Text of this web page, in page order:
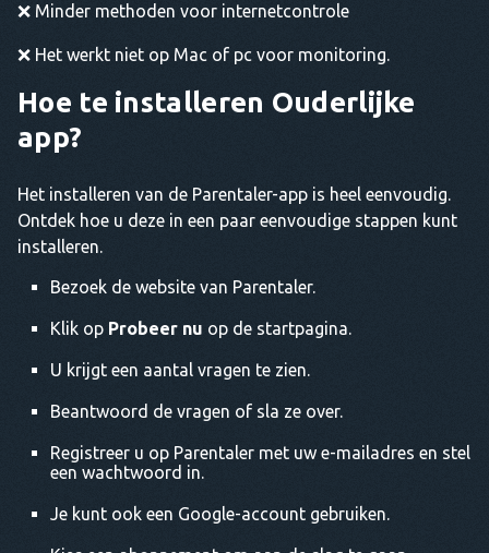
❌ Minder methoden voor internetcontrole
❌ Het werkt niet op Mac of pc voor monitoring.
Hoe te installeren Ouderlijke
app?
Het installeren van de Parentaler-app is heel eenvoudig.
Ontdek hoe u deze in een paar eenvoudige stappen kunt
installeren.
Bezoek de website van Parentaler.
Klik op Probeer nu op de startpagina.
U krijgt een aantal vragen te zien.
Beantwoord de vragen of sla ze over.
Registreer u op Parentaler met uw e-mailadres en stel
een wachtwoord in.
Je kunt ook een Google-account gebruiken.